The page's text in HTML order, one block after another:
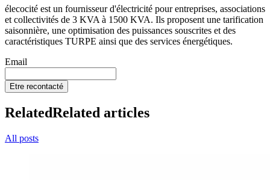
élecocité est un fournisseur d'électricité pour entreprises, associations
et collectivités de 3 KVA à 1500 KVA. Ils proposent une tarification
saisonnière, une optimisation des puissances souscrites et des
caractéristiques TURPE ainsi que des services énergétiques.
Email
Etre recontacté
RelatedRelated articles
All posts